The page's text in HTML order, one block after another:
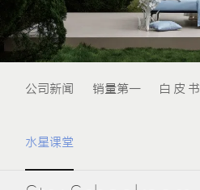
公司新闻 销量第一 白 皮 书
水星课堂